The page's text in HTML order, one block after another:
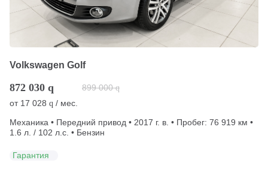
Volkswagen Golf
872 030 q 899 000 q
от 17 028 q / мес.
Механика • Передний привод • 2017 г. в. • Пробег: 76 919 км •
1.6 л. / 102 л.с. • Бензин
Гарантия